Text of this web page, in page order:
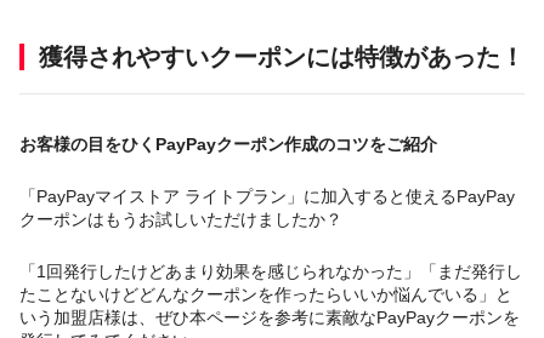
獲得されやすいクーポンには特徴があった！
お客様の目をひくPayPayクーポン作成のコツをご紹介
「PayPayマイストア ライトプラン」に加入すると使えるPayPay
クーポンはもうお試しいただけましたか？
「1回発行したけどあまり効果を感じられなかった」「まだ発行し
たことないけどどんなクーポンを作ったらいいか悩んでいる」と
いう加盟店様は、ぜひ本ページを参考に素敵なPayPayクーポンを